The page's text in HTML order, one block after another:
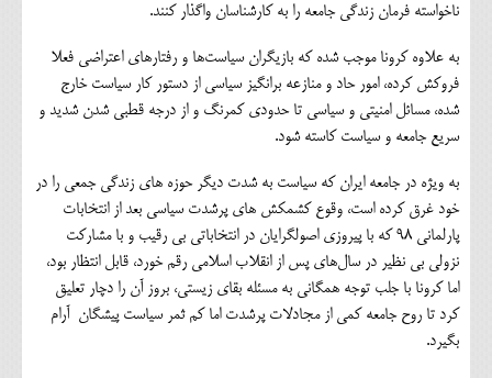
ناخواسته فرمان زندگی جامعه را به کارشناسان واگذار کنند.
به علاوه کرونا موجب شده که بازیگران سیاست‌ها و رفتارهای اعتراضی فعلا
فروکش کرده، امور حاد و منازعه برانگیز سیاسی از دستور کار سیاست خارج
شده، مسائل امنیتی و سیاسی تا حدودی کمرنگ و از درجه قطبی شدن شدید و
سریع جامعه و سیاست کاسته شود.
به ویژه در جامعه ایران که سیاست به شدت دیگر حوزه های زندگی جمعی را در
خود غرق کرده است، وقوع کشمکش های پرشدت سیاسی بعد از انتخابات
پارلمانی 98 که با پیروزی اصولگرایان در انتخاباتی بی رقیب و با مشارکت
نزولی بی نظیر در سال‌های پس از انقلاب اسلامی رقم خورد، قابل انتظار بود،
اما کرونا با جلب توجه همگانی به مسئله بقای زیستی، بروز آن را دچار تعلیق
کرد تا روح جامعه کمی از مجادلات پرشدت اما کم ثمر سیاست پیشگان آرام
بگیرد.